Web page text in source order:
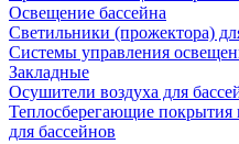
Освещение бассейна
Светильники (прожектора)
Системы управления
Закладные
Осушители воздуха для
Теплосберегающие
для бассейнов